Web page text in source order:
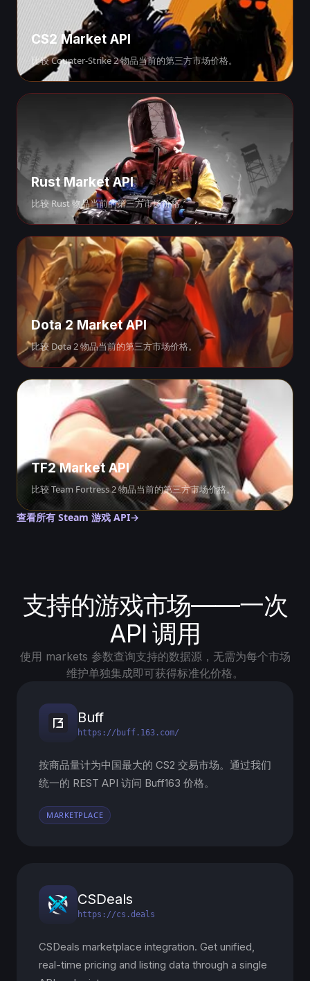
CS2 Market API
比较 Counter-Strike 2 物品当前的第三方市场价格。
Rust Market API
比较 Rust 物品当前的第三方市场价格。
Dota 2 Market API
比较 Dota 2 物品当前的第三方市场价格。
TF2 Market API
比较 Team Fortress 2 物品当前的第三方市场价格。
查看所有 Steam 游戏 API→
支持的游戏市场——一次
API 调用
使用 markets 参数查询支持的数据源，无需为每个市场
维护单独集成即可获得标准化价格。
Buff
https://buff.163.com/
按商品量计为中国最大的 CS2 交易市场。通过我们
统一的 REST API 访问 Buff163 价格。
MARKETPLACE
CSDeals
https://cs.deals
CSDeals marketplace integration. Get unified,
real-time pricing and listing data through a single